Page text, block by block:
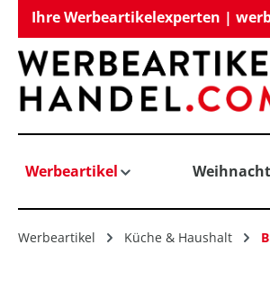
Zur Hauptnavigation springen
Ihre Werbeartikelexperten |
Werbeartikel
Werbeartikel Küche & Haushalt